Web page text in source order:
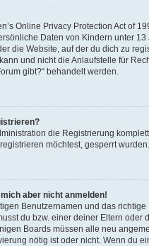
Online Privacy Protection Act of
Daten von Kindern unter
die Website, auf der du dich zu
und nicht die Anlaufstelle für
gibt?“ behandelt werden.
die Registrierung
möchtest, gesperrt
aber nicht anmelden!
Benutzernamen und das
du bzw. einer deiner Eltern
Boards müssen alle neu
nötig ist oder nicht. Wenn du